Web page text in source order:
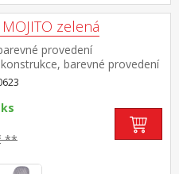
zelená
provedení
barevné provedení
48 cm doporučená nosnost
**